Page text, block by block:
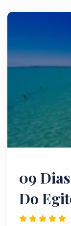
09
Do